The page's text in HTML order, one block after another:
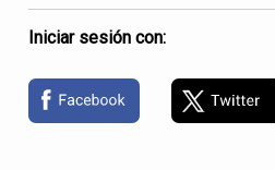
Iniciar sesión con: